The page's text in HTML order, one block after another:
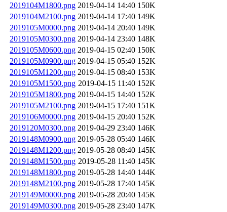
2019104M1800.png 2019-04-14 14:40 150K
2019104M2100.png 2019-04-14 17:40 149K
2019105M0000.png 2019-04-14 20:40 149K
2019105M0300.png 2019-04-14 23:40 148K
2019105M0600.png 2019-04-15 02:40 150K
2019105M0900.png 2019-04-15 05:40 152K
2019105M1200.png 2019-04-15 08:40 153K
2019105M1500.png 2019-04-15 11:40 152K
2019105M1800.png 2019-04-15 14:40 152K
2019105M2100.png 2019-04-15 17:40 151K
2019106M0000.png 2019-04-15 20:40 152K
2019120M0300.png 2019-04-29 23:40 146K
2019148M0900.png 2019-05-28 05:40 146K
2019148M1200.png 2019-05-28 08:40 145K
2019148M1500.png 2019-05-28 11:40 145K
2019148M1800.png 2019-05-28 14:40 144K
2019148M2100.png 2019-05-28 17:40 145K
2019149M0000.png 2019-05-28 20:40 145K
2019149M0300.png 2019-05-28 23:40 147K